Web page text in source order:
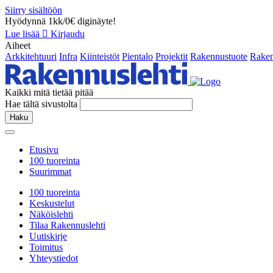
Siirry sisältöön
Hyödynnä 1kk/0€ diginäyte!
Lue lisää
Kirjaudu
Aiheet
Arkkitehtuuri Infra Kiinteistöt Pientalo Projektit Rakennustuote
Kaikki mitä tietää pitää
Hae tältä sivustolta
Haku
Etusivu
100 tuoreinta
Suurimmat
100 tuoreinta
Keskustelut
Näköislehti
Tilaa Rakennuslehti
Uutiskirje
Toimitus
Yhteystiedot